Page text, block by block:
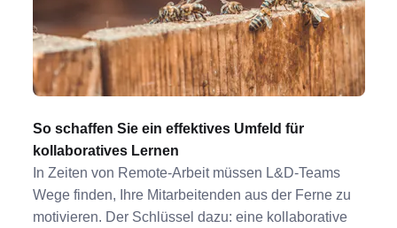
So schaffen Sie ein effektives Umfeld für
kollaboratives Lernen
In Zeiten von Remote-Arbeit müssen L&D-Teams
Wege finden, Ihre Mitarbeitenden aus der Ferne zu
motivieren. Der Schlüssel dazu: eine kollaborative